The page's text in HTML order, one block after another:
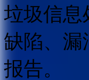
垃圾信息
缺陷、漏
报告。